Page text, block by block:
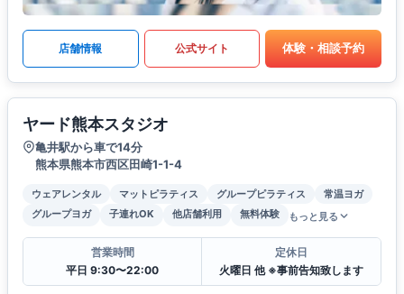
店舗情報 公式サイト 体験・相談予約
ヤード熊本スタジオ
亀井駅から車で14分
熊本県熊本市西区田崎1-1-4
ウェアレンタル マットピラティス グループピラティス
常温ヨガ
グループヨガ
子連れOK 他店舗利用 無料体験 もっと見る
営業時間
平日 9:30〜22:00
定休日
火曜日 他 ※事前告知致します